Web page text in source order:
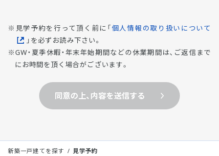
見学予約を行って頂く前に「個人情報の取り扱いについて
」を必ずお読み下さい。
GW・夏季休暇・年末年始期間などの休業期間は、ご返信まで
にお時間を頂く場合がございます。
同意の上、内容を送信する
新築一戸建てを探す 見学予約